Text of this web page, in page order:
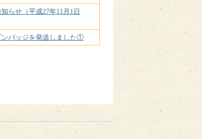
らせ（平成27年11月1日
ンバッジを発送しました①